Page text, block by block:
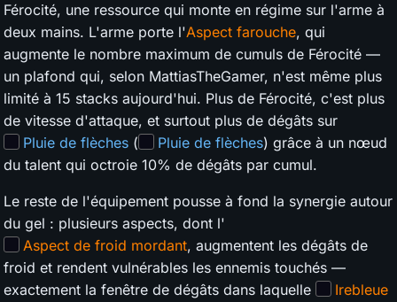
Férocité, une ressource qui monte en régime sur l'arme à
deux mains. L'arme porte l'Aspect farouche, qui
augmente le nombre maximum de cumuls de Férocité —
un plafond qui, selon MattiasTheGamer, n'est même plus
limité à 15 stacks aujourd'hui. Plus de Férocité, c'est plus
de vitesse d'attaque, et surtout plus de dégâts sur
Pluie de flèches ( Pluie de flèches) grâce à un nœud
du talent qui octroie 10% de dégâts par cumul.
Le reste de l'équipement pousse à fond la synergie autour
du gel : plusieurs aspects, dont l'
Aspect de froid mordant, augmentent les dégâts de
froid et rendent vulnérables les ennemis touchés —
exactement la fenêtre de dégâts dans laquelle
Irebleue